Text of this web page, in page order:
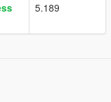
5.189